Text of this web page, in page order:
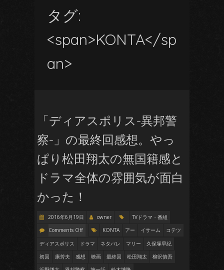
タグ:
<span>KONTA</sp
an>
「ディアスポリス-異邦警
察-」の最終回感想。やっ
ぱり松田翔太の無国籍感と
ドラマ全体の雰囲気が面白
かった！
2016年6月19日 owner
TVドラマ・番組
Comments Off
KONTA アー イサーム
コテツ
ディアスポリス
ドラマ ネタバレ マリー
久保塚早紀
初回
康芳夫 感想 映画 最終回 松田翔太
柳沢慎吾